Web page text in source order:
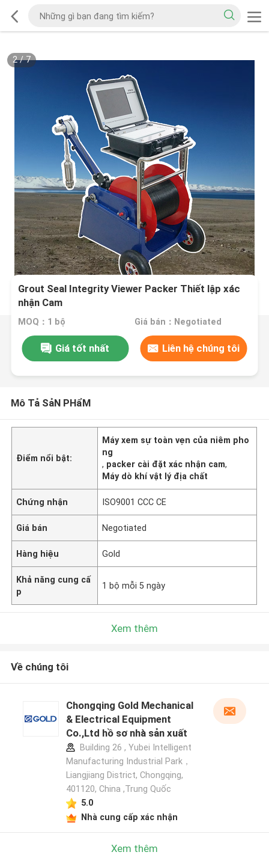
2/7
Grout Seal Integrity Viewer Packer Thiết lập xác
nhận Cam
MOQ：1 bộ Giá bán：Negotiated
Giá tốt nhất Liên hệ chúng tôi
Mô Tả SảN PHẩM
Điểm nổi bật:
Máy xem sự toàn vẹn của niêm pho
ng
, packer cài đặt xác nhận cam,
Máy dò khí vật lý địa chất
Chứng nhận ISO9001 CCC CE
Giá bán Negotiated
Hàng hiệu Gold
Khả năng cung cấ
p
1 bộ mỗi 5 ngày
Xem thêm
Về chúng tôi
Chongqing Gold Mechanical
& Electrical Equipment
Co.,Ltd hồ sơ nhà sản xuất
Building 26 , Yubei Intelligent
Manufacturing Industrial Park，
Liangjiang District, Chongqing,
401120, China ,Trung Quốc
5.0
Nhà cung cấp xác nhận
Xem thêm